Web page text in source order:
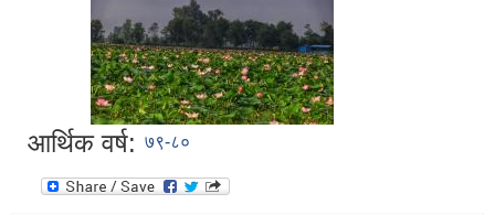
आर्थिक वर्ष: ७९-८०